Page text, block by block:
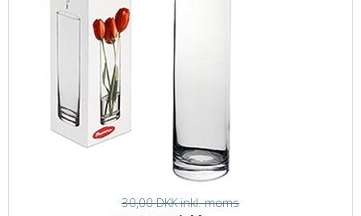
30,00 DKKinkl. moms